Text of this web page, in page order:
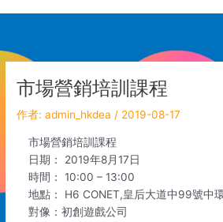
市場營銷培訓課程
作者:admin_hkdea/ 2019-08-17
市場營銷培訓課程
日期： 2019年8月17日
時間： 10:00 – 13:00
地點： H6 CONET,皇后大道中99號中
對像：初創遊戲公司